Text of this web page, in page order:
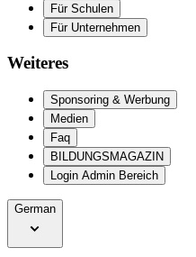
Für Schulen
Für Unternehmen
Weiteres
Sponsoring & Werbung
Medien
Faq
BILDUNGSMAGAZIN
Login Admin Bereich
German